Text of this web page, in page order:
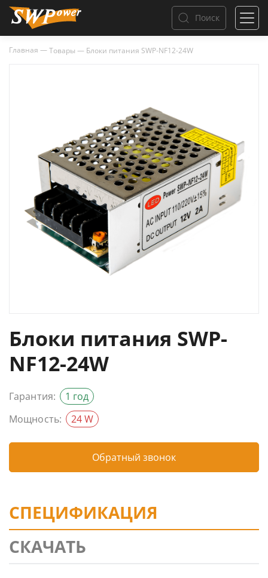
Поиск
Главная —Товары — Блоки питания SWP-NF12-24W
Блоки питания SWP-
NF12-24W
Гарантия:
1 год
Мощность:
24 W
Обратный звонок
СПЕЦИФИКАЦИЯ
СКАЧАТЬ